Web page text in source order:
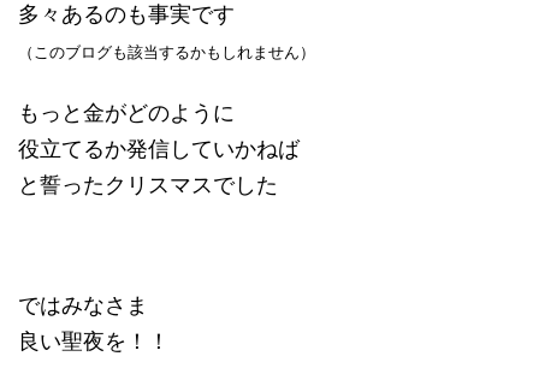
多々あるのも事実です
（このブログも該当するかもしれません）
もっと金がどのように
役立てるか発信していかねば
と誓ったクリスマスでした
ではみなさま
良い聖夜を！！